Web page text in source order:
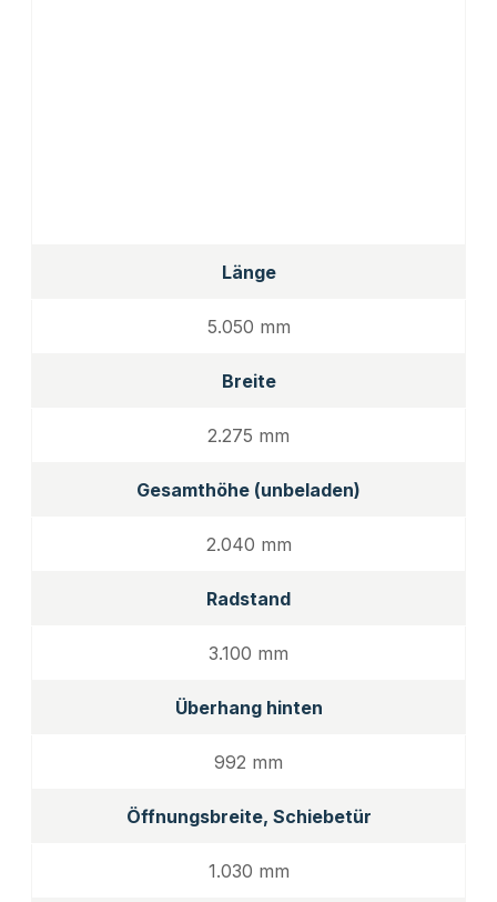
Länge
5.050 mm
Breite
2.275 mm
Gesamthöhe (unbeladen)
2.040 mm
Radstand
3.100 mm
Überhang hinten
992 mm
Öffnungsbreite, Schiebetür
1.030 mm